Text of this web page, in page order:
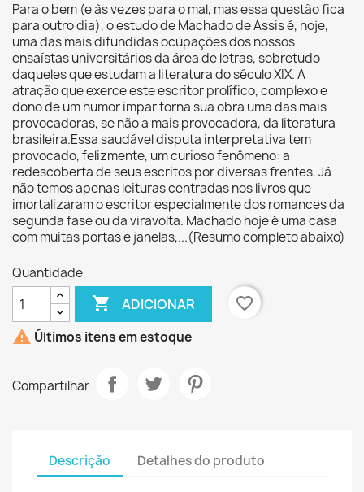
Para o bem (e às vezes para o mal, mas essa questão fica
para outro dia), o estudo de Machado de Assis é, hoje,
uma das mais difundidas ocupações dos nossos
ensaístas universitários da área de letras, sobretudo
daqueles que estudam a literatura do século XIX. A
atração que exerce este escritor prolífico, complexo e
dono de um humor ímpar torna sua obra uma das mais
provocadoras, se não a mais provocadora, da literatura
brasileira.Essa saudável disputa interpretativa tem
provocado, felizmente, um curioso fenômeno: a
redescoberta de seus escritos por diversas frentes. Já
não temos apenas leituras centradas nos livros que
imortalizaram o escritor especialmente dos romances da
segunda fase ou da viravolta. Machado hoje é uma casa
com muitas portas e janelas,...(Resumo completo abaixo)
Quantidade
 ADICIONAR
favorite_border
 Últimos itens em estoque
Compartilhar
Descrição Detalhes do produto